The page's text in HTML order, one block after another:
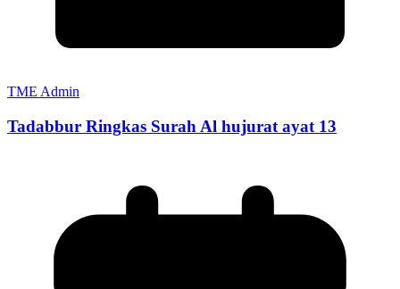
TME Admin
Tadabbur Ringkas Surah Al hujurat ayat 13